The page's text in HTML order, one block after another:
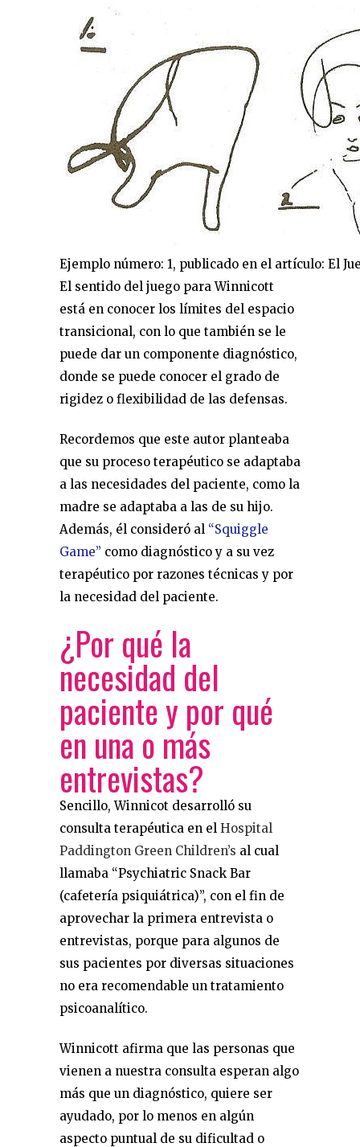
Ejemplo número: 1, publicado en el artículo: El
El sentido del juego para Winnicott
está en conocer los límites del espacio
transicional, con lo que también se le
puede dar un componente diagnóstico,
donde se puede conocer el grado de
rigidez o flexibilidad de las defensas.
Recordemos que este autor planteaba
que su proceso terapéutico se adaptaba
a las necesidades del paciente, como la
madre se adaptaba a las de su hijo.
Además, él consideró al “Squiggle
Game” como diagnóstico y a su vez
terapéutico por razones técnicas y por
la necesidad del paciente.
¿Por qué la
necesidad del
paciente y por qué
en una o más
entrevistas?
Sencillo, Winnicot desarrolló su
consulta terapéutica en el Hospital
Paddington Green Children’s al cual
llamaba “Psychiatric Snack Bar
(cafetería psiquiátrica)”, con el fin de
aprovechar la primera entrevista o
entrevistas, porque para algunos de
sus pacientes por diversas situaciones
no era recomendable un tratamiento
psicoanalítico.
Winnicott afirma que las personas que
vienen a nuestra consulta esperan algo
más que un diagnóstico, quiere ser
ayudado, por lo menos en algún
aspecto puntual de su dificultad o